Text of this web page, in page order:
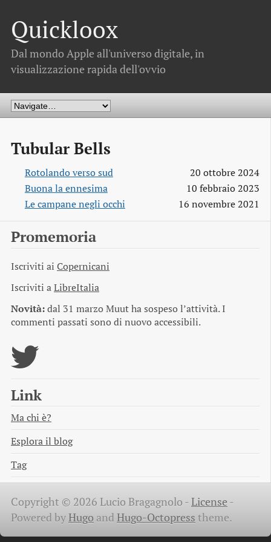
Quickloox
Dal mondo Apple all'universo digitale, in
visualizzazione rapida dell'ovvio
Tubular Bells
Rotolando verso sud
20 ottobre 2024
Buona la ennesima
10 febbraio 2023
Le campane negli occhi
16 novembre 2021
Promemoria
Iscriviti ai Copernicani
Iscriviti aLibreItalia
Novità:dal 31 marzo Muut ha sospeso l’attività. I
commenti passati sono di nuovo accessibili.
Link
Ma chi è?
Esplora il blog
Tag
Copyright © 2026 Lucio Bragagnolo -License -
Powered byHugo and Hugo-Octopress theme.